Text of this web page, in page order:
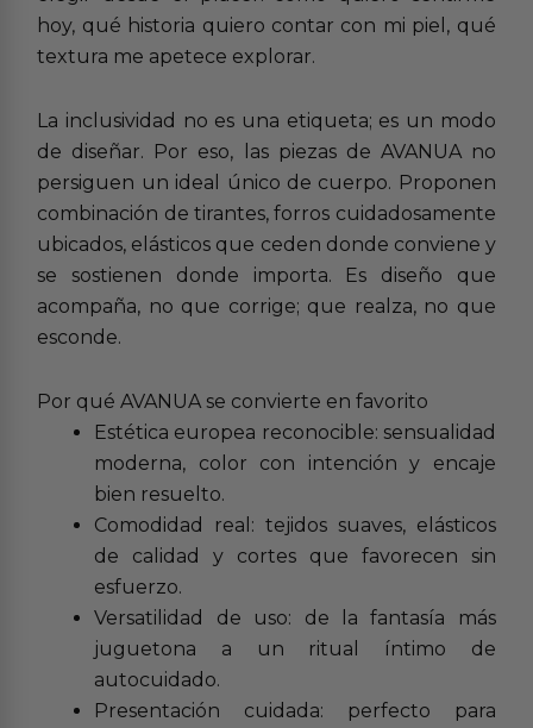
hoy, qué historia quiero contar con mi piel, qué
textura me apetece explorar.
La inclusividad no es una etiqueta; es un modo
de diseñar. Por eso, las piezas de AVANUA no
persiguen un ideal único de cuerpo. Proponen
combinación de tirantes, forros cuidadosamente
ubicados, elásticos que ceden donde conviene y
se sostienen donde importa. Es diseño que
acompaña, no que corrige; que realza, no que
esconde.
Por qué AVANUA se convierte en favorito
Estética europea reconocible: sensualidad
moderna, color con intención y encaje
bien resuelto.
Comodidad real: tejidos suaves, elásticos
de calidad y cortes que favorecen sin
esfuerzo.
Versatilidad de uso: de la fantasía más
juguetona a un ritual íntimo de
autocuidado.
Presentación cuidada: perfecto para